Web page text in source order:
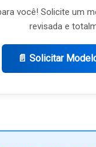
você! Solicite um
revisada e
📄 Solicitar